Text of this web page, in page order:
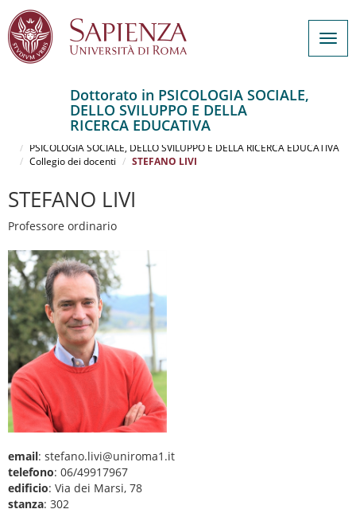
contenuto
principale
Dottorato in PSICOLOGIA SOCIALE,
DELLO SVILUPPO E DELLA
RICERCA EDUCATIVA
PSICOLOGIA SOCIALE, DELLO SVILUPPO E DELLA RICERCA EDUCATIVA
Collegio dei docenti
STEFANO LIVI
STEFANO LIVI
Professore ordinario
email: stefano.livi@uniroma1.it
telefono: 06/49917967
edificio: Via dei Marsi, 78
stanza: 302